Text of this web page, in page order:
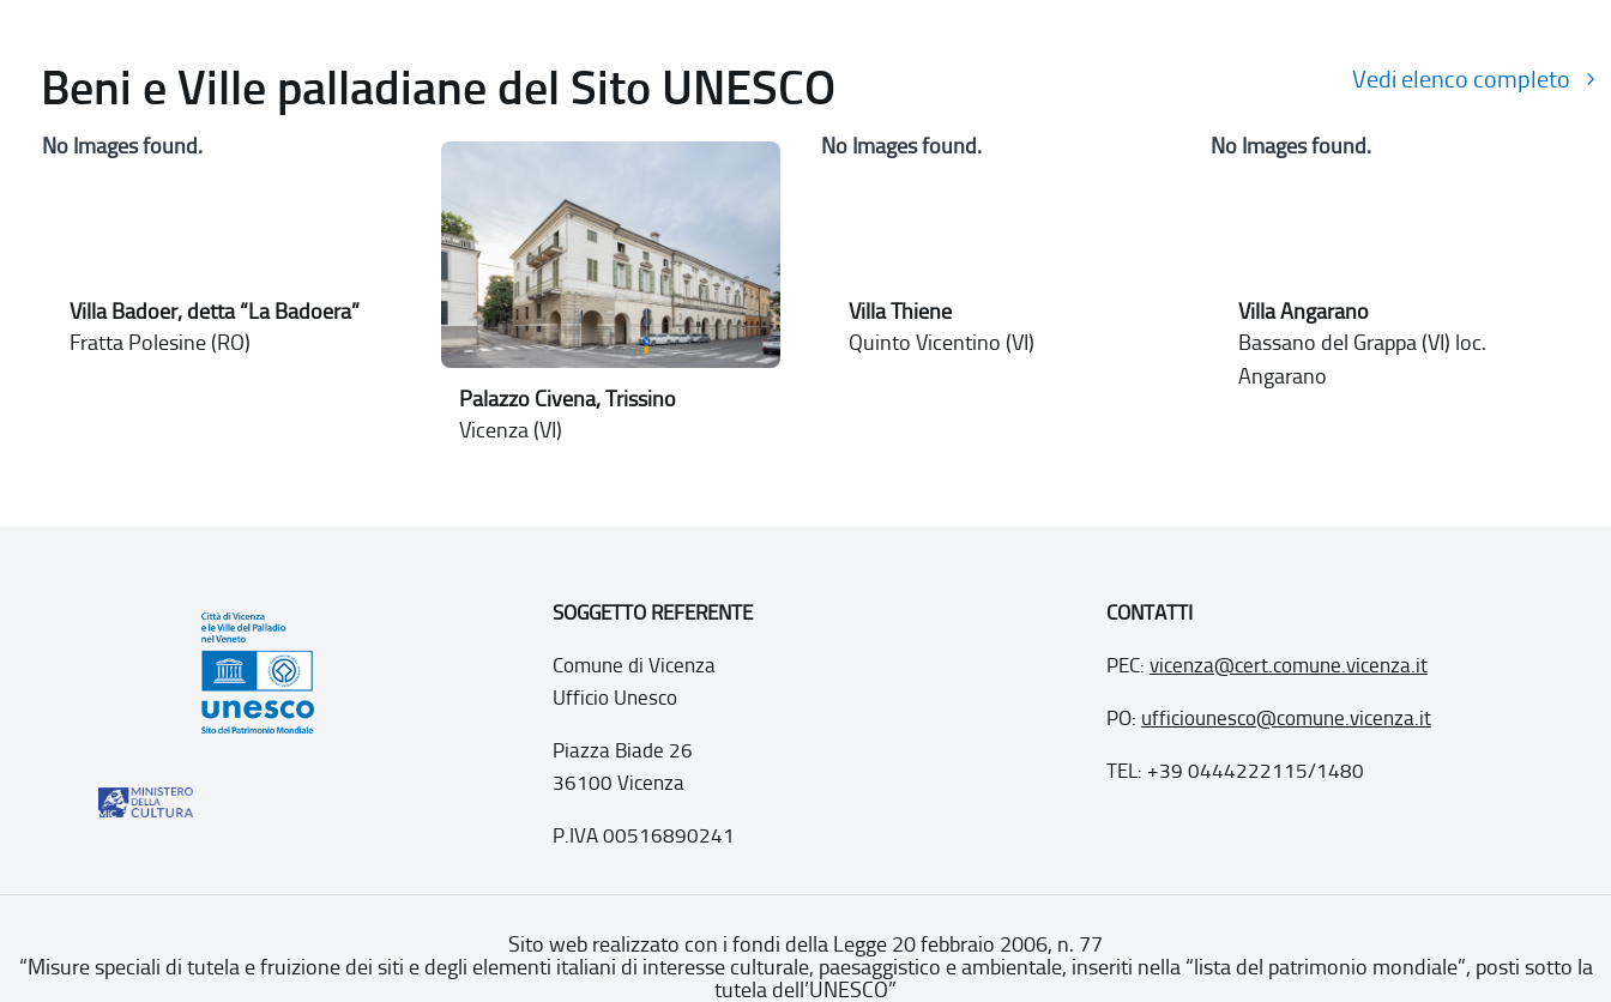
Beni e Ville palladiane del Sito UNESCO Vedi elenco completo
No Images found.
Villa Badoer, detta “La Badoera”
Fratta Polesine (RO)
Palazzo Civena, Trissino
Vicenza (VI)
No Images found.
Villa Thiene
Quinto Vicentino (VI)
No Images found.
Villa Angarano
Bassano del Grappa (VI) loc.
Angarano
SOGGETTO REFERENTE
Comune di Vicenza
Ufficio Unesco
Piazza Biade 26
36100 Vicenza
P.IVA 00516890241
CONTATTI
PEC: vicenza@cert.comune.vicenza.it
PO: ufficiounesco@comune.vicenza.it
TEL: +39 0444222115/1480
Sito web realizzato con i fondi della Legge 20 febbraio 2006, n. 77
“Misure speciali di tutela e fruizione dei siti e degli elementi italiani di interesse culturale, paesaggistico e ambientale, inseriti nella “lista del patrimonio mondiale”, posti sotto la
tutela dell’UNESCO”